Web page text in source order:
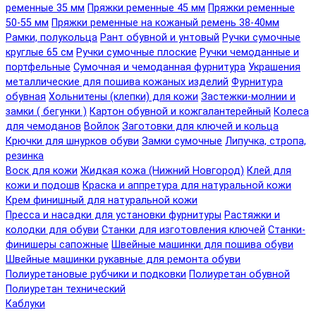
ременные 35 мм Пряжки ременные 45 мм Пряжки ременные
50-55 мм Пряжки ременные на кожаный ремень 38-40мм
Рамки, полукольца Рант обувной и унтовый Ручки сумочные
круглые 65 см Ручки сумочные плоские Ручки чемоданные и
портфельные Сумочная и чемоданная фурнитура Украшения
металлические для пошива кожаных изделий Фурнитура
обувная Хольнитены (клепки) для кожи Застежки-молнии и
замки ( бегунки ) Картон обувной и кожгалантерейный Колеса
для чемоданов Войлок Заготовки для ключей и кольца
Крючки для шнурков обуви Замки сумочные Липучка, стропа,
резинка
Воск для кожи Жидкая кожа (Нижний Новгород) Клей для
кожи и подошв Краска и аппретура для натуральной кожи
Крем финишный для натуральной кожи
Пресса и насадки для установки фурнитуры Растяжки и
колодки для обуви Станки для изготовления ключей Станки-
финишеры сапожные Швейные машинки для пошива обуви
Швейные машинки рукавные для ремонта обуви
Полиуретановые рубчики и подковки Полиуретан обувной
Полиуретан технический
Каблуки